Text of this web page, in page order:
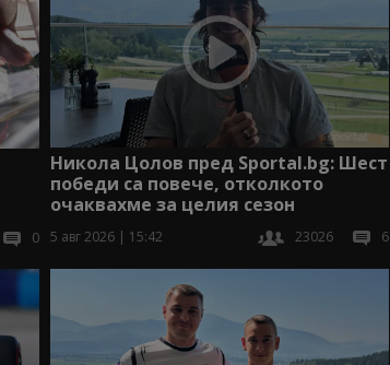
0
Никола Цолов пред Sportal.bg: Шест
победи са повече, отколкото
очаквахме за целия сезон
5 авг 2026 | 15:42 23026 6